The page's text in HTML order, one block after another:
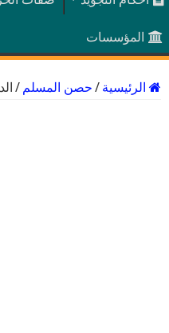
المؤسسات
الرئيسية / حصن المسلم /